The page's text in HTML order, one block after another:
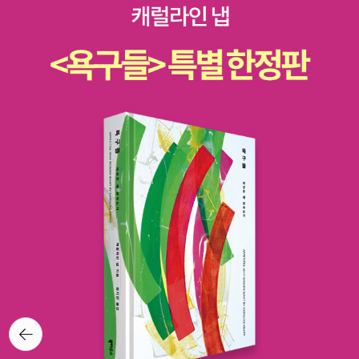
나에게 요새 무슨 책 읽냐고 묻는 사람은 지나가다가 ‘님 정말 잘 생겼
도 만에 하나 진짜로 묻는다면 제목을 언급하기 참 조심스러워지는
책. 보통 궁금하지 않은데 무슨 책 읽냐고 나에게 물어볼 정도면 높은
추하게’ 만들고 싶지는 않은 최소한의 사회생활 감각이 있다. 간만에
책을 읽으며 헛웃음을 터뜨리는 진귀한 경험을 했다. 작가의 올곧음
과 유머 감각과 풍자 정신... 하여간 그 모든 것들이 기분 나쁘지 않은
직설로 툭툭 튀어나와, 전혀 생각도 않고 있던 부분에서 터지고 말았
다. 예를 들면 다음과 같은. ‘2년이 지났고, 나는 놀랍게도 정규직이
되었다. 그전에는 삶이 불안정하게 팍팍했다면, 이젠 안정적으로 팍
팍했다. (「SF 클럽의 우리 부회장님」 中) “저번에 여기서 마셨던 걸
로 가져와봐.”젠장! 어마어마하게 진부한 말인데 진짜가 하니까 다르
구나! (「SF 클럽의 우리 부회장님」 中) 세상에서 제일 안 웃긴 일이
혼자 웃다가 자기가 웃은 이유를 남에게 처음부터 설명하는 일이다.
그런 안 웃긴 일 대신 할 수 있는 일은, 이 책 한 번 잡숴보라고 권하는
장이 멱살 잡힐 이유는, 정말 하나도 없는가? -- 읽은 --장강명
외, 『근방에 히어로가 너무 많사오니』데라치 하루나, 『같이 걸어도 나
혼자』송찬호, 『10년 동안의 빈 의자』 -- 읽는 --리베카 솔닛, 『남자
보다 2』안도현, 『백석 평전』이진오, 『밥벌이의 미래』김사인, 『어린
당나귀 곁에서』이다혜, 『처음부터 잘 쓰는 사람은 없습니다』옌스 죈
트겐, 비탈리 콘스탄티노프, 『교양인을 위한 화학사 강의』한강 외,
종했을 거야, 하는 생각을 했었다. 내가 세상을 너무 쉽게 봤지. 오늘
두 명을 뒷자리에 앉혀놓고 커피를 마시자니 비싼 커피 맛이 영 별로
였다. 그들은 하루 빨리 결혼해야 한다는 이야기를 하고 있었는데, 그
가기가 힘들다. 그래서 서른이 안 된 여자랑 만나서 결혼하는 것이 좋
고, 그게 안 되더라도 최소한 여자가 서른이 되기 전에 사귀기 시작하
면 서른을 넘겨도 결혼할 만은 하다. 어쨌든 그렇게 결혼하려면 하루
빨리 뭐라도 시작해야 한다. 안 그러면 장가를 못 간다. 당신들은 안
그래도 장가를 못 가고 그래도 장가를 못 가고 하여튼 장가를 못 갈 것
지이다), 전문가주의를 떨쳐낸 아마추어였다. 그는 옥스퍼드라는 타
이틀에도 괘념치 않았다. 또 동료 교수들보다는 대학원생들과 어울리
기를 좋아했다. 하비 교수와 나는 제리코 북바인더라는 술집에서 당
구를 치거나, 동네 놀이터 구석에서 그의 딸을 지켜보면서 흥미로운
대화를 나누었다(그러면서 교수를 관찰할 수 있었다). 우리의 대화는
습니다. 더 훌륭하고 좋은 일들이 많지요. 하지만 직업에 귀천이 없듯
이 제가 지금 하고 있는 일에도 가치가 있다고 생각합니다. 저에게는
다른 일을 할 생각과 능력이 부족하기 때문에, 지금 하고 있는 일로써
우리나라에 기여하고자 합니다. 이것이 저의 꿈이기에 앞으로도 계속
같은 건 애초에 기대할 수 없는 일, 열심히 해도 잘하기는 쉽지 않은
일, 무엇보다 꼭 내가 하지 않아도 되는 일에 매달리고 싶어지는 그런
때가 있다. 요약하면 그것이 바로 '쓸데 없는 일'의 필요충분조건이기
도 하다. 야근과 야근 혹은 야근과 회식이 번갈아가며 이어지는 날, 불
꺼진 방으로 늦게 퇴근하게 되는 그런 날이면 이따금 의미 없이 독일
어 숫자 1에서 10까지, '아인즈, 츠바이, 드라이...'를 한 번 읊어보고
잠이 든다. 아무래도 이번 생에 독일어를 잘하게 될 것 같지는 않지
만, 이런 뜬금없는 질척거림, 모르는 말에 대한 쓸데없는 동경이 때때
로 한국어로 가득 찬 지루한 일상의 마라톤을 버티게 해주기도 한다.
_ 조지영, 『아무튼, 외국어』 마이클 모부신은 2012년에 출간한 <내
가 다시 서른 살이 된다면>에서 연속으로 꾼 꿈에 영감을 얻어 마지
텐데, 날씨가 좋아야 가는 길도 편안한 느낌일텐데, 올 추석에는 날씨
가 변화하는 것처럼 명절의 모습도 달라지는 것 같아요. 명절 준비에
해서 오늘 같은 날에도 어디선가 열심히 공부하는 분들도 참 많이 계
실거예요. 그리고 이번 연휴에 평소보다 더 일이 많고 바쁜 분들도 계
시고, 그리고 연휴 기간에 많은 사람들의 편안함과 편리함을 위해서
일하고 계신 분들도 계실 거라고 생각합니다. 다른 사람들이 쉴 때 일
하는 분이 계셔서 휴일과 휴가를 잘 보낼 수 있다는 것도 생각하고 싶
어요. 서로 다른 장소에서 서로 다른 일을 하면서 이 순간을 보내고 있
겠지만, 다들 한가위라는 말처럼 풍성한 가을의 한가운데인 오늘을
행복하게 보내시면 좋겠습니다. 오전에는 보조를 안해서, 오후에는
아무래도 조금이라도 엄마가 하시는 일을 거들어야겠어요. 어제도 둘
이서 했는데도 저녁이 되니까 피곤해지더라구요. 엄마가 하시는 일은
더 많고, 저는 옆에서 보조만 하는데도 그렇습니다. 즐거운 추석 연휴
뒤로가
기